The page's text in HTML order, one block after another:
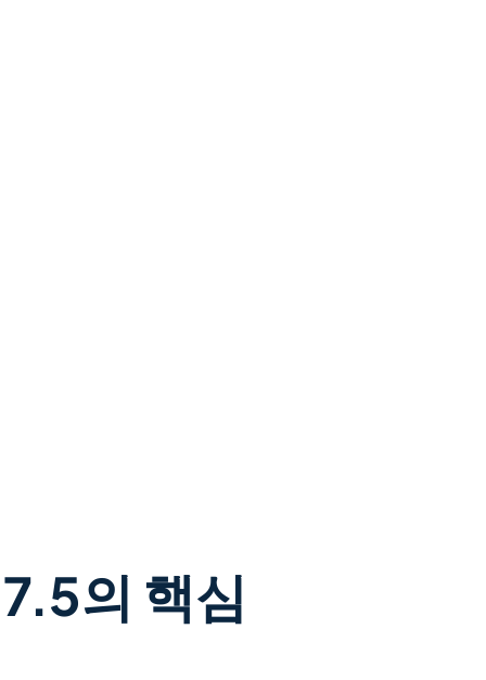
의 핵심